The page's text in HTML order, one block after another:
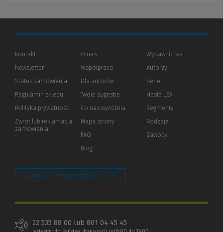
Kontakt
Newsletter
Status zamówienia
Regulamin sklepu
Polityka prywatności (Nowe
(Link
innej
Zwrot lub reklamacja
zamówienia
O nas
Współpraca
Dla autorów(Nowe
(Link
innej
strony)
Twoje sugestie
Co nas wyróżnia
Mapa strony
FAQ
Blog
Wydawnictwa
Autorzy
Serie
Hasła LEX
Segmenty
Rodzaje
Zawody
Zarządzaj preferencjami plików cookie
22 535 88 00 lub 801 04 45 45